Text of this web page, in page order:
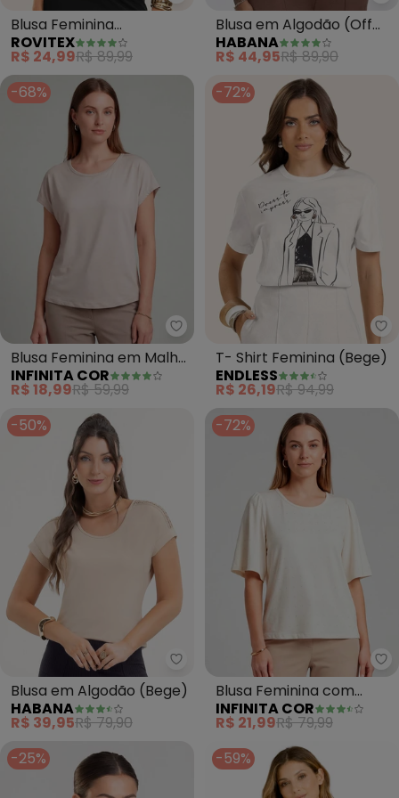
Blusa Feminina
Viscotorcion (Bege)
ROVITEX
R$ 24,99R$ 89,99
Blusa em Algodão (Off
White)
HABANA
R$ 44,95R$ 89,90
-68%
Infinita Cor - Blusa Feminina
Blusa Feminina em Malha
(Bege)
INFINITA COR
R$ 18,99R$ 59,99
-72%
T- Shirt Feminina (Bege)
ENDLESS
R$ 26,19R$ 94,99
-50%
Habana - Blusa em Algodão
Blusa em Algodão (Bege)
HABANA
R$ 39,95R$ 79,90
-72%
Blusa Feminina com
Manga Godê (Bege)
INFINITA COR
R$ 21,99R$ 79,99
-25%
-59%